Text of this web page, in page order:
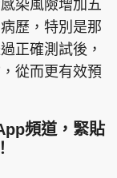
染風險增加五
歷，特別是那
正確測試後，
從而更有效預
頻道，緊貼